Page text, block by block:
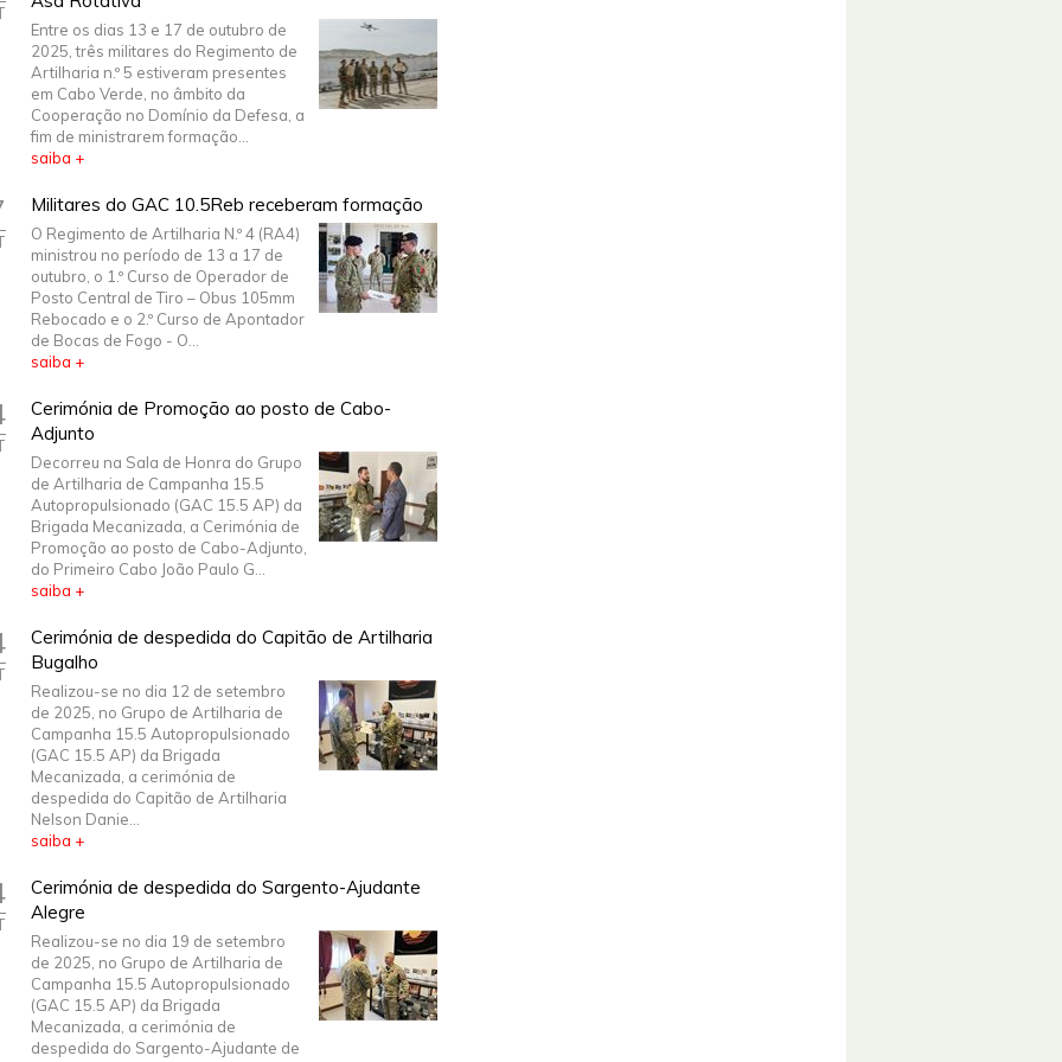
Entre os dias 13 e 17 de outubro de
2025, três militares do Regimento de
Artilharia n.º 5 estiveram presentes
em Cabo Verde, no âmbito da
Cooperação no Domínio da Defesa, a
fim de ministrarem formação...
saiba +
Militares do GAC 10.5Reb receberam formação
O Regimento de Artilharia N.º 4 (RA4)
ministrou no período de 13 a 17 de
outubro, o 1.º Curso de Operador de
Posto Central de Tiro – Obus 105mm
Rebocado e o 2.º Curso de Apontador
de Bocas de Fogo - O...
saiba +
Cerimónia de Promoção ao posto de Cabo-
Adjunto
Decorreu na Sala de Honra do Grupo
de Artilharia de Campanha 15.5
Autopropulsionado (GAC 15.5 AP) da
Brigada Mecanizada, a Cerimónia de
Promoção ao posto de Cabo-Adjunto,
do Primeiro Cabo João Paulo G...
saiba +
Cerimónia de despedida do Capitão de Artilharia
Bugalho
Realizou-se no dia 12 de setembro
de 2025, no Grupo de Artilharia de
Campanha 15.5 Autopropulsionado
(GAC 15.5 AP) da Brigada
Mecanizada, a cerimónia de
despedida do Capitão de Artilharia
Nelson Danie...
saiba +
Cerimónia de despedida do Sargento-Ajudante
Alegre
Realizou-se no dia 19 de setembro
de 2025, no Grupo de Artilharia de
Campanha 15.5 Autopropulsionado
(GAC 15.5 AP) da Brigada
Mecanizada, a cerimónia de
despedida do Sargento-Ajudante de